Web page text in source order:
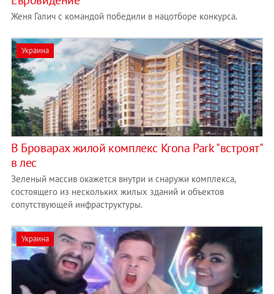
Женя Галич с командой победили в нацотборе конкурса.
Украина
В Броварах жилой комплекс Krona Park "встроят"
в лес
Зеленый массив окажется внутри и снаружи комплекса,
состоящего из нескольких жилых зданий и объектов
сопутствующей инфраструктуры.
Украина